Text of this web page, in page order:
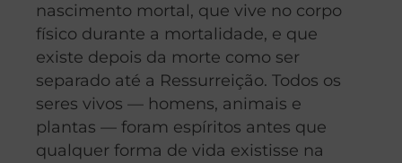
nascimento mortal, que vive no corpo
físico durante a mortalidade, e que
existe depois da morte como ser
separado até a Ressurreição. Todos os
seres vivos — homens, animais e
plantas — foram espíritos antes que
qualquer forma de vida existisse na